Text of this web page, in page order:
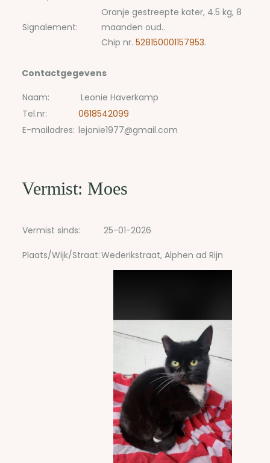
Signalement:
Oranje gestreepte kater, 4.5 kg, 8
maanden oud..
Chip nr. 528150001157953.
Contactgegevens
Naam:
Leonie Haverkamp
Tel.nr:
0618542099
E-mailadres: lejonie1977@gmail.com
Vermist: Moes
Vermist sinds: 25-01-2026
Plaats/Wijk/Straat:Wederikstraat, Alphen ad Rijn